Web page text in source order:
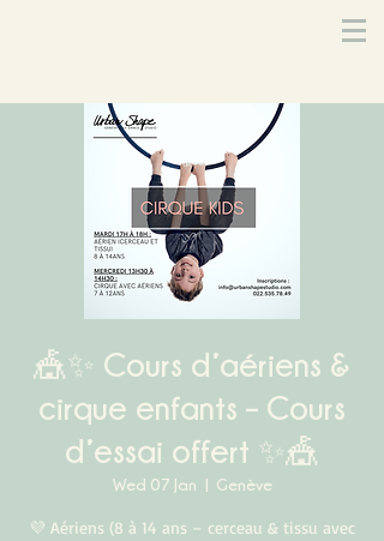
🎪✨ Cours d’aériens &
cirque enfants – Cours
d’essai offert ✨🎪
Wed 07 Jan
  |
Genève
💜 Aériens (8 à 14 ans – cerceau & tissu avec